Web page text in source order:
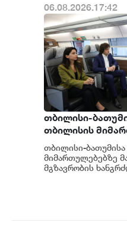
06.08.2026.17:42
თბილისი-
თბილისის
მატარებლით
ხანგრძლივობა 4
შემცირდა -
თბილისი-
მიმართულებებზე
მგზავრობის